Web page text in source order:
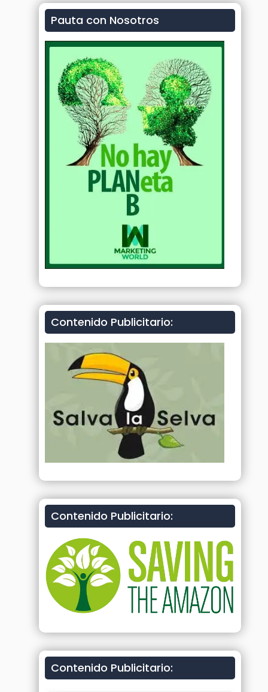
Pauta con Nosotros
Contenido Publicitario:
Contenido Publicitario:
Contenido Publicitario: